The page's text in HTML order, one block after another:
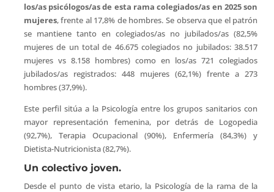
los/as psicólogos/as de esta rama colegiados/as en 2025 son
mujeres, frente al 17,8% de hombres. Se observa que el patrón
se mantiene tanto en colegiados/as no jubilados/as (82,5%
mujeres de un total de 46.675 colegiados no jubilados: 38.517
mujeres vs 8.158 hombres) como en los/as 721 colegiados
jubilados/as registrados: 448 mujeres (62,1%) frente a 273
hombres (37,9%).
Este perfil sitúa a la Psicología entre los grupos sanitarios con
mayor representación femenina, por detrás de Logopedia
(92,7%), Terapia Ocupacional (90%), Enfermería (84,3%) y
Dietista-Nutricionista (82,7%).
Un colectivo joven.
Desde el punto de vista etario, la Psicología de la rama de la